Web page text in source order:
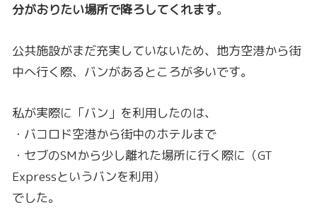
分がおりたい場所で降ろしてくれます。
公共施設がまだ充実していないため、地方空港から街
中へ行く際、バンがあるところが多いです。
私が実際に「バン」を利用したのは、
・バコロド空港から街中のホテルまで
・セブのSMから少し離れた場所に行く際に（GT
Expressというバンを利用）
でした。